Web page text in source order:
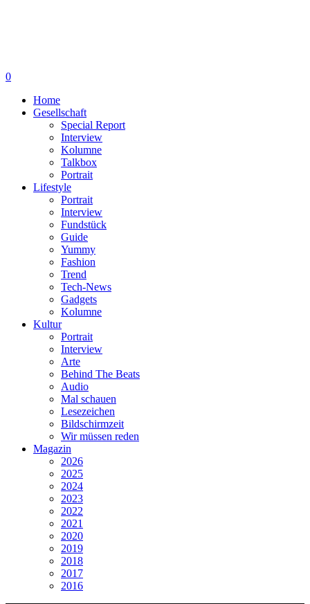
0
Home
Gesellschaft
Special Report
Interview
Kolumne
Talkbox
Portrait
Lifestyle
Portrait
Interview
Fundstück
Guide
Yummy
Fashion
Trend
Tech-News
Gadgets
Kolumne
Kultur
Portrait
Interview
Arte
Behind The Beats
Audio
Mal schauen
Lesezeichen
Bildschirmzeit
Wir müssen reden
Magazin
2026
2025
2024
2023
2022
2021
2020
2019
2018
2017
2016